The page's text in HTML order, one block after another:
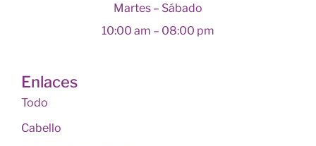
Martes – Sábado
10:00 am – 08:00 pm
Enlaces
Todo
Cabello